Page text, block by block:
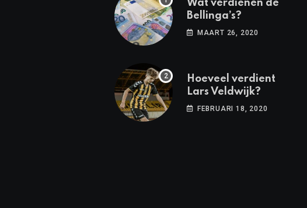
Wat verdienen de
Bellinga’s?
MAART 26, 2020
Hoeveel verdient
Lars Veldwijk?
FEBRUARI 18, 2020